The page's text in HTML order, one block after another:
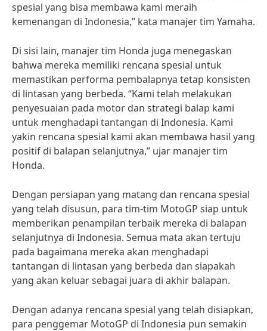
spesial yang bisa membawa kami meraih
kemenangan di Indonesia,” kata manajer tim Yamaha.
Di sisi lain, manajer tim Honda juga menegaskan
bahwa mereka memiliki rencana spesial untuk
memastikan performa pembalapnya tetap konsisten
di lintasan yang berbeda. “Kami telah melakukan
penyesuaian pada motor dan strategi balap kami
untuk menghadapi tantangan di Indonesia. Kami
yakin rencana spesial kami akan membawa hasil yang
positif di balapan selanjutnya,” ujar manajer tim
Honda.
Dengan persiapan yang matang dan rencana spesial
yang telah disusun, para tim-tim MotoGP siap untuk
memberikan penampilan terbaik mereka di balapan
selanjutnya di Indonesia. Semua mata akan tertuju
pada bagaimana mereka akan menghadapi
tantangan di lintasan yang berbeda dan siapakah
yang akan keluar sebagai juara di akhir balapan.
Dengan adanya rencana spesial yang telah disiapkan,
para penggemar MotoGP di Indonesia pun semakin